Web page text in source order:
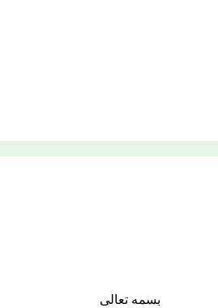
بسمه تعالی